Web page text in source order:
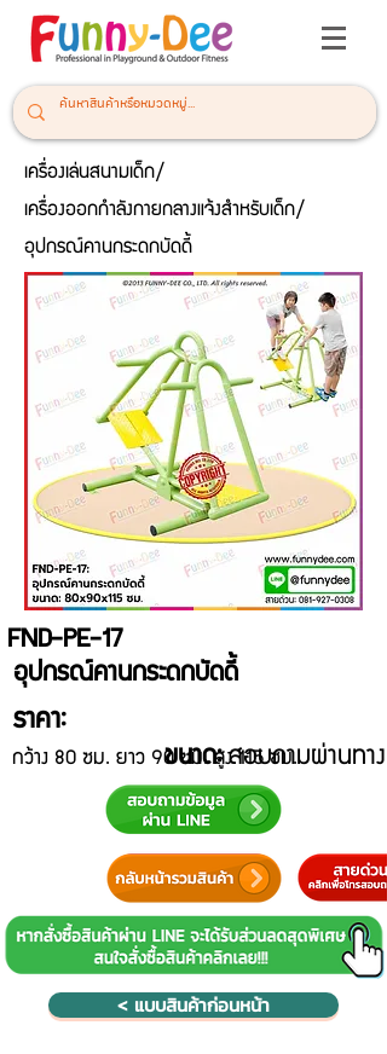
เครื่องเล่นสนามเด็ก/
เครื่องออกกำลังกายกลางแจ้งสำหรับเด็ก/
อุปกรณ์คานกระดกบัดดี้
FND-PE-17
อุปกรณ์คานกระดกบัดดี้
ราคา:
ขนาด: สอบถามผ่านทาง
กว้าง 80 ซม. ยาว 90 ซม. สูง 115 ซม.
< แบบสินค้าก่อนหน้า